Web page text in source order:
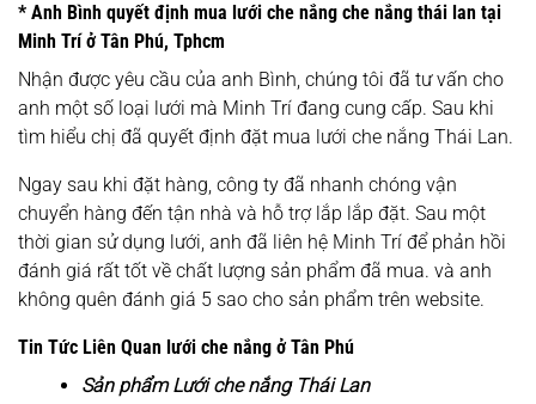
* Anh Bình quyết định mua lưới che nắng che nắng thái lan tại
Minh Trí ở Tân Phú, Tphcm
Nhận được yêu cầu của anh Bình, chúng tôi đã tư vấn cho
anh một số loại lưới mà Minh Trí đang cung cấp. Sau khi
tìm hiểu chị đã quyết định đặt mua lưới che nắng Thái Lan.
Ngay sau khi đặt hàng, công ty đã nhanh chóng vận
chuyển hàng đến tận nhà và hỗ trợ lắp lắp đặt. Sau một
thời gian sử dụng lưới, anh đã liên hệ Minh Trí để phản hồi
đánh giá rất tốt về chất lượng sản phẩm đã mua. và anh
không quên đánh giá 5 sao cho sản phẩm trên website.
Tin Tức Liên Quan lưới che nắng ở Tân Phú
Sản phẩmLưới che nắng Thái Lan